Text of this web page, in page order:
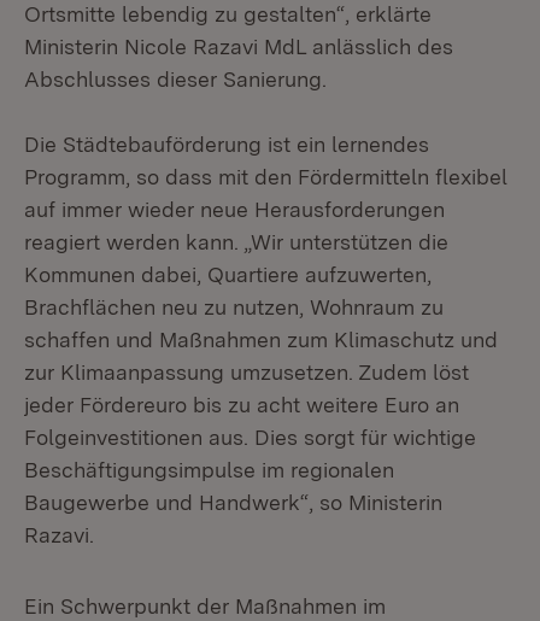
Ortsmitte lebendig zu gestalten“, erklärte
Ministerin Nicole Razavi MdL anlässlich des
Abschlusses dieser Sanierung.
Die Städtebauförderung ist ein lernendes
Programm, so dass mit den Fördermitteln flexibel
auf immer wieder neue Herausforderungen
reagiert werden kann. „Wir unterstützen die
Kommunen dabei, Quartiere aufzuwerten,
Brachflächen neu zu nutzen, Wohnraum zu
schaffen und Maßnahmen zum Klimaschutz und
zur Klimaanpassung umzusetzen. Zudem löst
jeder Fördereuro bis zu acht weitere Euro an
Folgeinvestitionen aus. Dies sorgt für wichtige
Beschäftigungsimpulse im regionalen
Baugewerbe und Handwerk“, so Ministerin
Razavi.
Ein Schwerpunkt der Maßnahmen im